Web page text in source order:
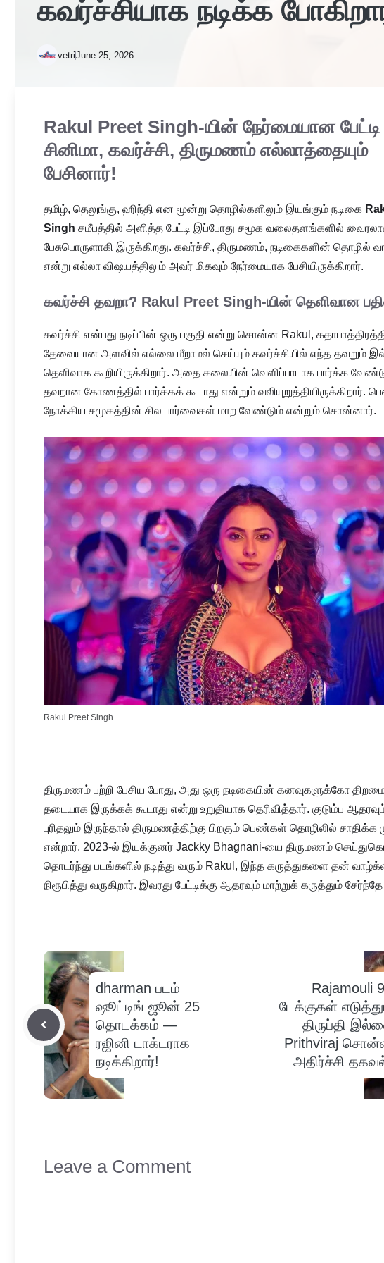
கவர்ச்சியாக நடிக்க
vetriJune 25, 2026
Rakul Preet Singh-யின் நேர்மையான
சினிமா, கவர்ச்சி, திருமணம் எல்லாத்தையும்
பேசினார்!
தமிழ், தெலுங்கு, ஹிந்தி என மூன்று தொழில்களிலும் இயங்கும் நடிகை
Singh சமீபத்தில் அளித்த பேட்டி இப்போது சமூக வலைதளங்களில்
பேசுபொருளாகி இருக்கிறது. கவர்ச்சி, திருமணம், நடிகைகளின் தொழில்
என்று எல்லா விஷயத்திலும் அவர் மிகவும் நேர்மையாக பேசியிருக்கிறார்.
கவர்ச்சி தவறா? Rakul Preet Singh-யின் தெளிவான
கவர்ச்சி என்பது நடிப்பின் ஒரு பகுதி என்று சொன்ன Rakul,
தேவையான அளவில் எல்லை மீறாமல் செய்யும் கவர்ச்சியில் எந்த தவறும்
தெளிவாக கூறியிருக்கிறார். அதை கலையின் வெளிப்பாடாக பார்க்க
தவறான கோணத்தில் பார்க்கக் கூடாது என்றும் வலியுறுத்தியிருக்கிறார்.
நோக்கிய சமூகத்தின் சில பார்வைகள் மாற வேண்டும் என்றும் சொன்னார்.
Rakul Preet Singh
திருமணம் பற்றி பேசிய போது, அது ஒரு நடிகையின் கனவுகளுக்கோ
தடையாக இருக்கக் கூடாது என்று உறுதியாக தெரிவித்தார். குடும்ப
புரிதலும் இருந்தால் திருமணத்திற்கு பிறகும் பெண்கள் தொழிலில் சாதிக்க
என்றார். 2023-ல் இயக்குனர் Jackky Bhagnani-யை திருமணம்
தொடர்ந்து படங்களில் நடித்து வரும் Rakul, இந்த கருத்துகளை தன்
நிரூபித்து வருகிறார். இவரது பேட்டிக்கு ஆதரவும் மாற்றுக் கருத்தும்
dharman படம்
ஷூட்டிங் ஜூன் 25
தொடக்கம் —
ரஜினி டாக்டராக
நடிக்கிறார்!
Rajamouli
டேக்குகள்
திருப்தி
Prithviraj
அதிர்ச்சி
Leave a Comment